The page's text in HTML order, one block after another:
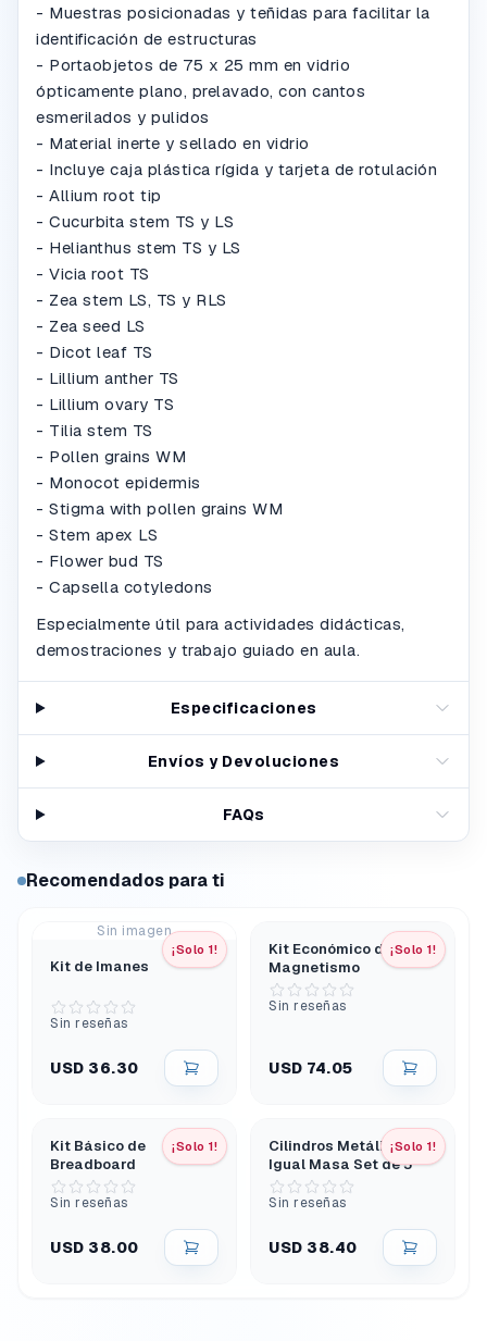
- Muestras posicionadas y teñidas para facilitar la
identificación de estructuras
- Portaobjetos de 75 x 25 mm en vidrio
ópticamente plano, prelavado, con cantos
esmerilados y pulidos
- Material inerte y sellado en vidrio
- Incluye caja plástica rígida y tarjeta de rotulación
- Allium root tip
- Cucurbita stem TS y LS
- Helianthus stem TS y LS
- Vicia root TS
- Zea stem LS, TS y RLS
- Zea seed LS
- Dicot leaf TS
- Lillium anther TS
- Lillium ovary TS
- Tilia stem TS
- Pollen grains WM
- Monocot epidermis
- Stigma with pollen grains WM
- Stem apex LS
- Flower bud TS
- Capsella cotyledons
Especialmente útil para actividades didácticas,
demostraciones y trabajo guiado en aula.
Especificaciones
Envíos y Devoluciones
FAQs
Recomendados para ti
Sin imagen
¡Solo 1!
Kit de Imanes
Sin reseñas
USD 36.30
¡Solo 1!
Kit Económico de
Magnetismo
Sin reseñas
USD 74.05
¡Solo 1!
Kit Básico de
Breadboard
Sin reseñas
USD 38.00
¡Solo 1!
Cilindros Metálicos de
Igual Masa Set de 5
Sin reseñas
USD 38.40